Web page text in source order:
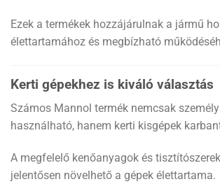
Ezek a termékek hozzájárulnak a jármű
élettartamához és megbízható
Kerti gépekhez is kiváló választás
Számos Mannol termék nemcsak
használható, hanem kerti kisgépek
A megfelelő kenőanyagok és
jelentősen növelhető a gépek élettartama.